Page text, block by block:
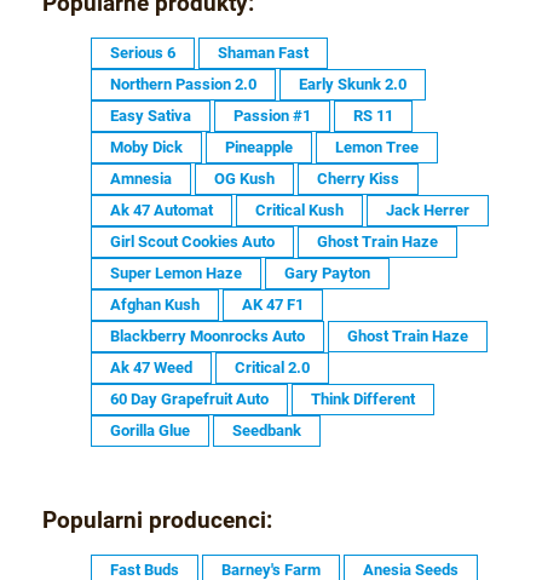
Serious 6
Shaman Fast
Northern Passion 2.0
Early Skunk 2.0
Easy Sativa
Passion #1
RS 11
Moby Dick
Pineapple
Lemon Tree
Amnesia
OG Kush
Cherry Kiss
Ak 47 Automat
Critical Kush
Jack Herrer
Girl Scout Cookies Auto
Ghost Train Haze
Super Lemon Haze
Gary Payton
Afghan Kush
AK 47 F1
Blackberry Moonrocks Auto
Ghost Train Haze
Ak 47 Weed
Critical 2.0
60 Day Grapefruit Auto
Think Different
Gorilla Glue
Seedbank
Popularni producenci:
Fast Buds Barney's Farm
Anesia Seeds